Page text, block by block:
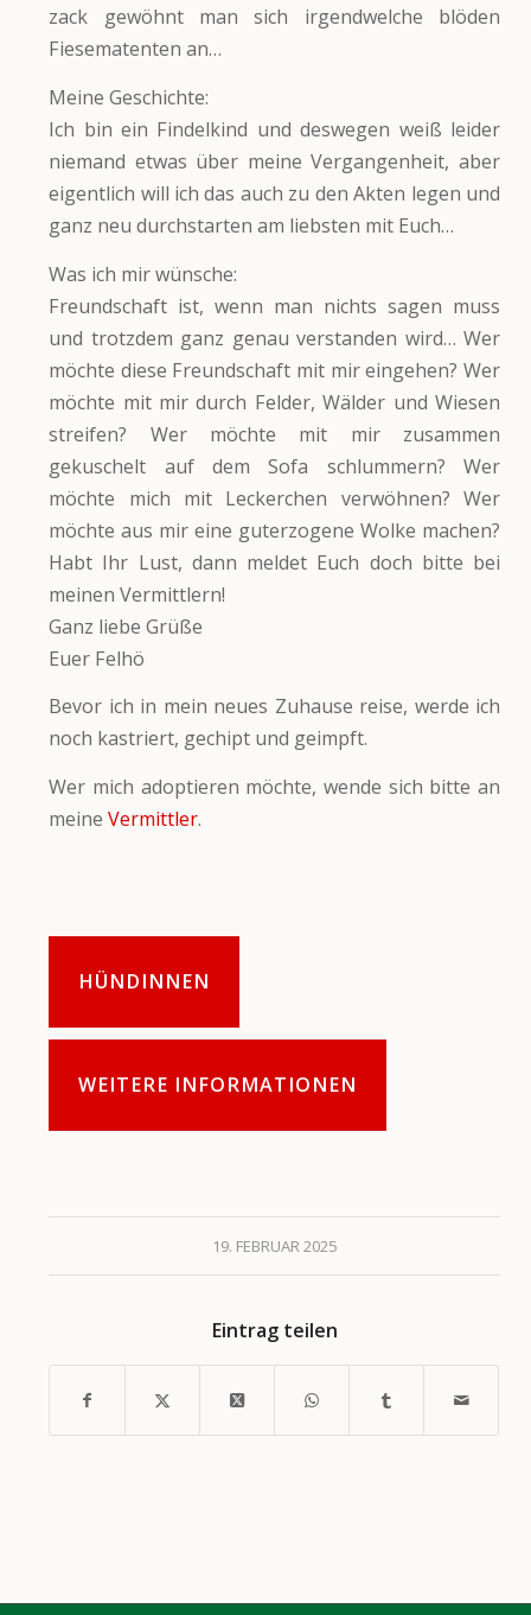
zack gewöhnt man sich irgendwelche blöden
Fiesematenten an…
Meine Geschichte:
Ich bin ein Findelkind und deswegen weiß leider
niemand etwas über meine Vergangenheit, aber
eigentlich will ich das auch zu den Akten legen und
ganz neu durchstarten am liebsten mit Euch…
Was ich mir wünsche:
Freundschaft ist, wenn man nichts sagen muss
und trotzdem ganz genau verstanden wird… Wer
möchte diese Freundschaft mit mir eingehen? Wer
möchte mit mir durch Felder, Wälder und Wiesen
streifen? Wer möchte mit mir zusammen
gekuschelt auf dem Sofa schlummern? Wer
möchte mich mit Leckerchen verwöhnen? Wer
möchte aus mir eine guterzogene Wolke machen?
Habt Ihr Lust, dann meldet Euch doch bitte bei
meinen Vermittlern!
Ganz liebe Grüße
Euer Felhö
Bevor ich in mein neues Zuhause reise, werde ich
noch kastriert, gechipt und geimpft.
Wer mich adoptieren möchte, wende sich bitte an
meineVermittler.
HÜNDINNEN
WEITERE INFORMATIONEN
19. FEBRUAR 2025
Eintrag teilen